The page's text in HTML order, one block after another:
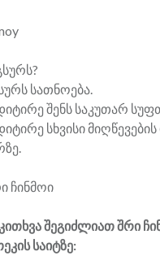
სათნოება.
შენს საკუთარ
სხვისი
ჩინმოი
შეგიძლიათ შრი
საიტზე: